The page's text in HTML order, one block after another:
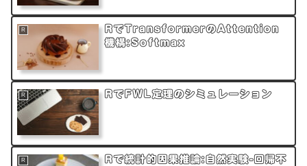
R
RでTransformerのAttention
機構:Softmax
R RでFWL定理のシミュレーション
R
Rで統計的因果推論:自然実験-回帰不